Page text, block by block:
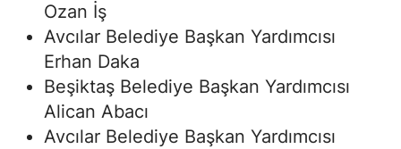
Ozan İş
Avcılar Belediye Başkan Yardımcısı
Erhan Daka
Beşiktaş Belediye Başkan Yardımcısı
Alican Abacı
Avcılar Belediye Başkan Yardımcısı